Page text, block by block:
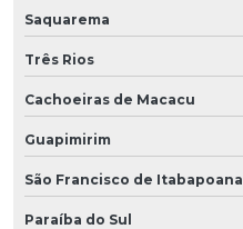
Saquarema
Três Rios
Cachoeiras de Macacu
Guapimirim
São Francisco de Itabapoana
Paraíba do Sul